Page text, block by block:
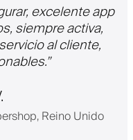
excelente app
siempre activa,
al cliente,
”
Reino Unido